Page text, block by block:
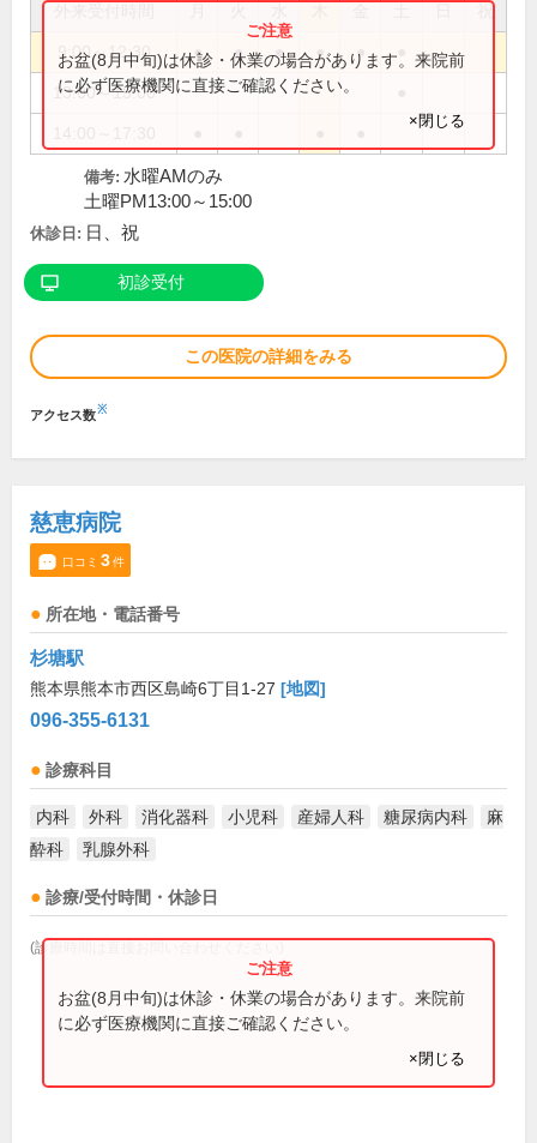
祝
9:00～12:30 ● ● ● ● ●
13:00～15:00
お盆(8月中旬)は休診・休業の場合があります。来院前
に必ず医療機関に直接ご確認ください。
×閉じる
備考: 水曜AMのみ
土曜PM13:00～15:00
休診日: 日、祝
初診受付
この医院の詳細をみる
アクセス数※
慈恵病院
口コミ 3件
所在地・電話番号
杉塘駅
熊本県熊本市西区島崎6丁目1-27 [地図]
096-355-6131
診療科目
内科 外科 消化器科 小児科 産婦人科 糖尿病内科
麻
酔科
乳腺外科
診療/受付時間・休診日
(診療時間は直接お問い合わせください)
お盆(8月中旬)は休診・休業の場合があります。来院前
に必ず医療機関に直接ご確認ください。
×閉じる